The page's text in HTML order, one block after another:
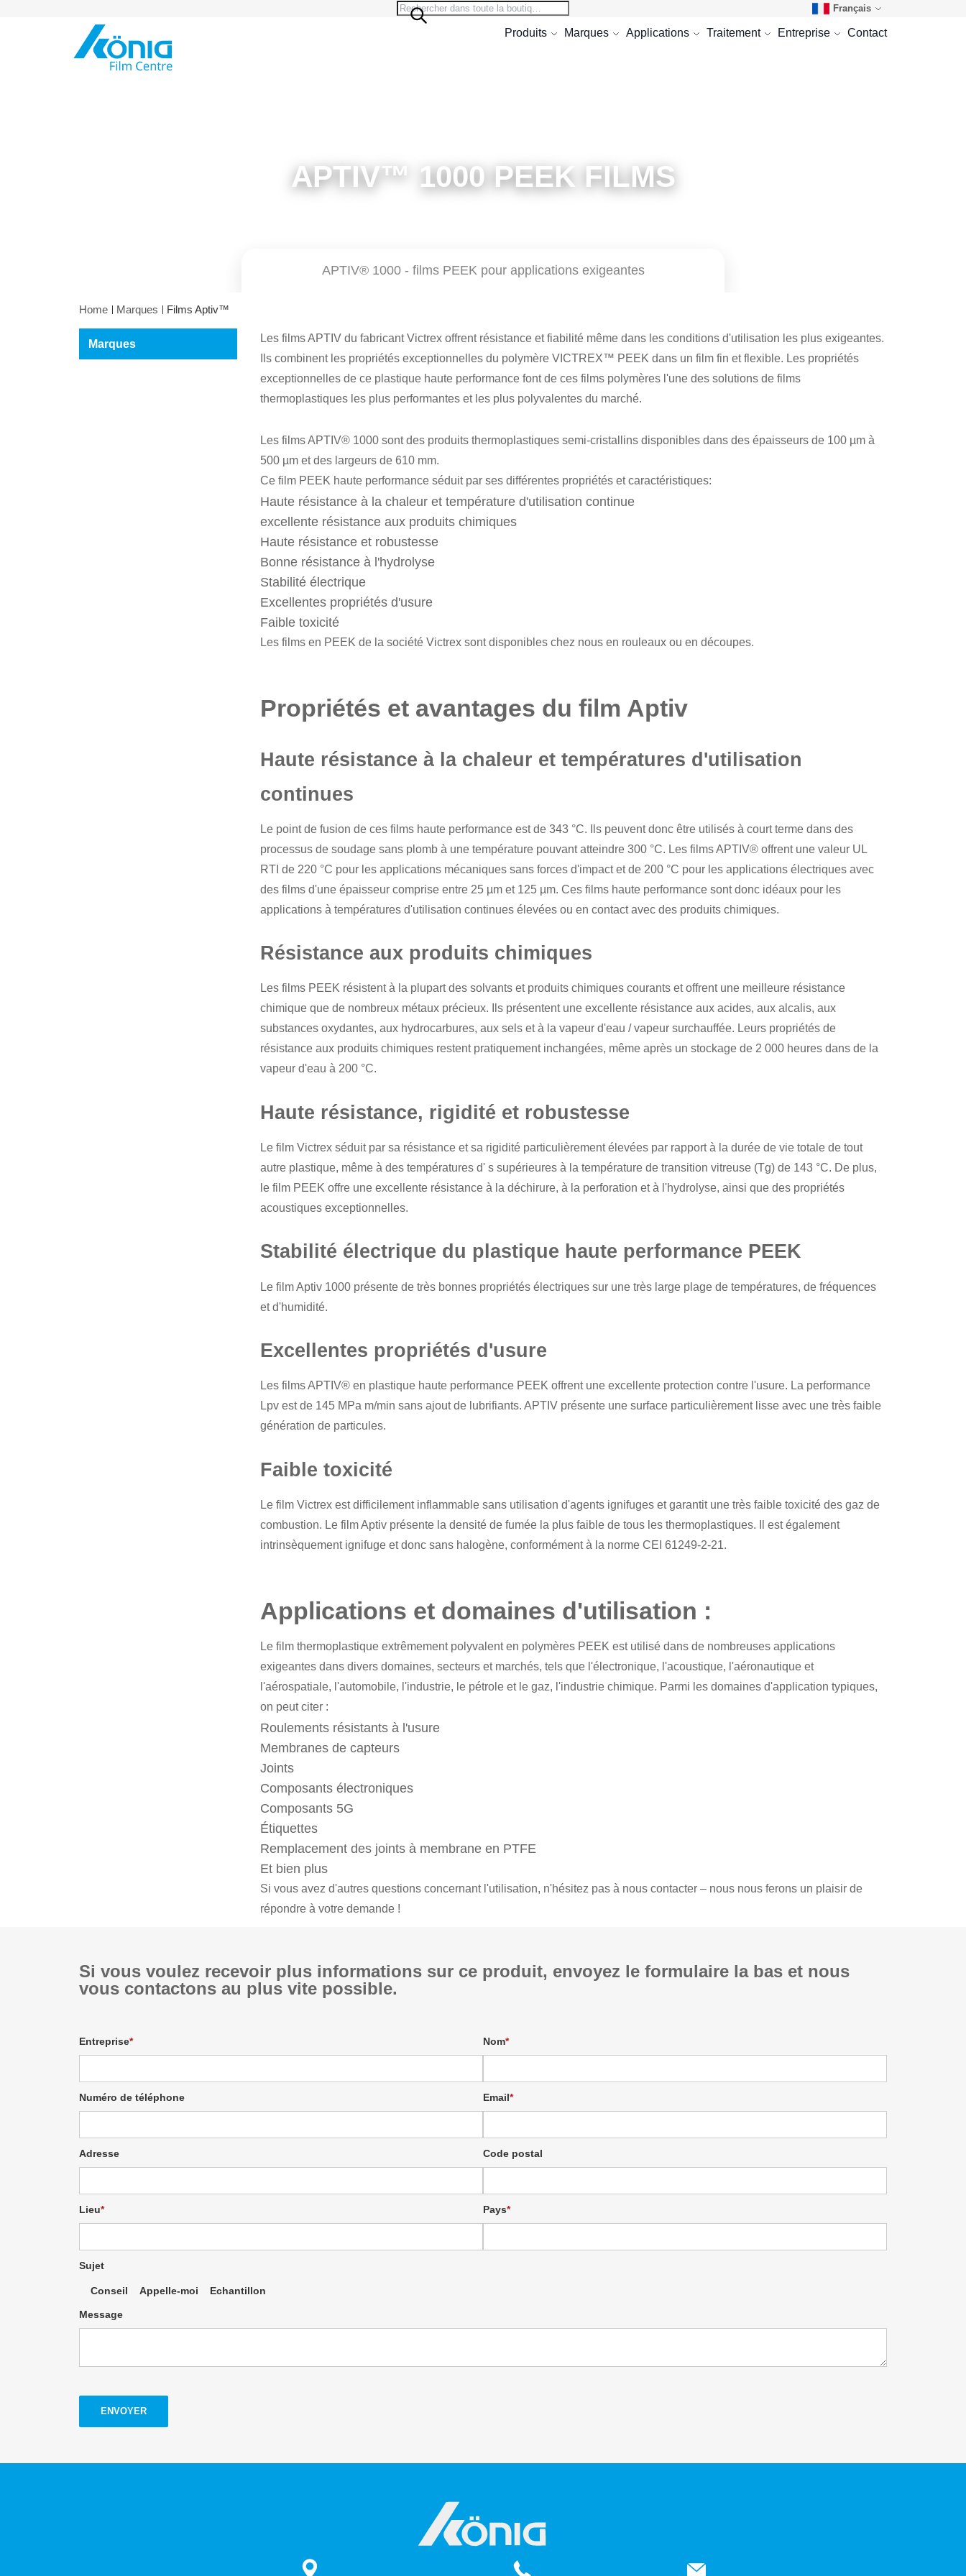
Search
Search
Français
Produits Marques Applications Traitement Entreprise Contact
APTIV™ 1000 PEEK FILMS
APTIV® 1000 - films PEEK pour applications exigeantes
Home Marques Films Aptiv™
Marques
Les films APTIV du fabricant Victrex offrent résistance et fiabilité même dans les conditions d'utilisation les plus exigeantes.
Ils combinent les propriétés exceptionnelles du polymère VICTREX™ PEEK dans un film fin et flexible. Les propriétés
exceptionnelles de ce plastique haute performance font de ces films polymères l'une des solutions de films
thermoplastiques les plus performantes et les plus polyvalentes du marché.
Les films APTIV® 1000 sont des produits thermoplastiques semi-cristallins disponibles dans des épaisseurs de 100 µm à
500 µm et des largeurs de 610 mm.
Ce film PEEK haute performance séduit par ses différentes propriétés et caractéristiques:
Haute résistance à la chaleur et température d'utilisation continue
excellente résistance aux produits chimiques
Haute résistance et robustesse
Bonne résistance à l'hydrolyse
Stabilité électrique
Excellentes propriétés d'usure
Faible toxicité
Les films en PEEK de la société Victrex sont disponibles chez nous en rouleaux ou en découpes.
Propriétés et avantages du film Aptiv
Haute résistance à la chaleur et températures d'utilisation
continues
Le point de fusion de ces films haute performance est de 343 °C. Ils peuvent donc être utilisés à court terme dans des
processus de soudage sans plomb à une température pouvant atteindre 300 °C. Les films APTIV® offrent une valeur UL
RTI de 220 °C pour les applications mécaniques sans forces d'impact et de 200 °C pour les applications électriques avec
des films d'une épaisseur comprise entre 25 µm et 125 µm. Ces films haute performance sont donc idéaux pour les
applications à températures d'utilisation continues élevées ou en contact avec des produits chimiques.
Résistance aux produits chimiques
Les films PEEK résistent à la plupart des solvants et produits chimiques courants et offrent une meilleure résistance
chimique que de nombreux métaux précieux. Ils présentent une excellente résistance aux acides, aux alcalis, aux
substances oxydantes, aux hydrocarbures, aux sels et à la vapeur d'eau / vapeur surchauffée. Leurs propriétés de
résistance aux produits chimiques restent pratiquement inchangées, même après un stockage de 2 000 heures dans de la
vapeur d'eau à 200 °C.
Haute résistance, rigidité et robustesse
Le film Victrex séduit par sa résistance et sa rigidité particulièrement élevées par rapport à la durée de vie totale de tout
autre plastique, même à des températures d' s supérieures à la température de transition vitreuse (Tg) de 143 °C. De plus,
le film PEEK offre une excellente résistance à la déchirure, à la perforation et à l'hydrolyse, ainsi que des propriétés
acoustiques exceptionnelles.
Stabilité électrique du plastique haute performance PEEK
Le film Aptiv 1000 présente de très bonnes propriétés électriques sur une très large plage de températures, de fréquences
et d'humidité.
Excellentes propriétés d'usure
Les films APTIV® en plastique haute performance PEEK offrent une excellente protection contre l'usure. La performance
Lpv est de 145 MPa m/min sans ajout de lubrifiants. APTIV présente une surface particulièrement lisse avec une très faible
génération de particules.
Faible toxicité
Le film Victrex est difficilement inflammable sans utilisation d'agents ignifuges et garantit une très faible toxicité des gaz de
combustion. Le film Aptiv présente la densité de fumée la plus faible de tous les thermoplastiques. Il est également
intrinsèquement ignifuge et donc sans halogène, conformément à la norme CEI 61249-2-21.
Applications et domaines d'utilisation :
Le film thermoplastique extrêmement polyvalent en polymères PEEK est utilisé dans de nombreuses applications
exigeantes dans divers domaines, secteurs et marchés, tels que l'électronique, l'acoustique, l'aéronautique et
l'aérospatiale, l'automobile, l'industrie, le pétrole et le gaz, l'industrie chimique. Parmi les domaines d'application typiques,
on peut citer :
Roulements résistants à l'usure
Membranes de capteurs
Joints
Composants électroniques
Composants 5G
Étiquettes
Remplacement des joints à membrane en PTFE
Et bien plus
Si vous avez d'autres questions concernant l'utilisation, n'hésitez pas à nous contacter – nous nous ferons un plaisir de
répondre à votre demande !
Si vous voulez recevoir plus informations sur ce produit, envoyez le formulaire la bas et nous
vous contactons au plus vite possible.
Entreprise Nom
Numéro de téléphone Email
Adresse Code postal
Lieu Pays
Sujet
Conseil Appelle-moi Echantillon
Message
ENVOYER